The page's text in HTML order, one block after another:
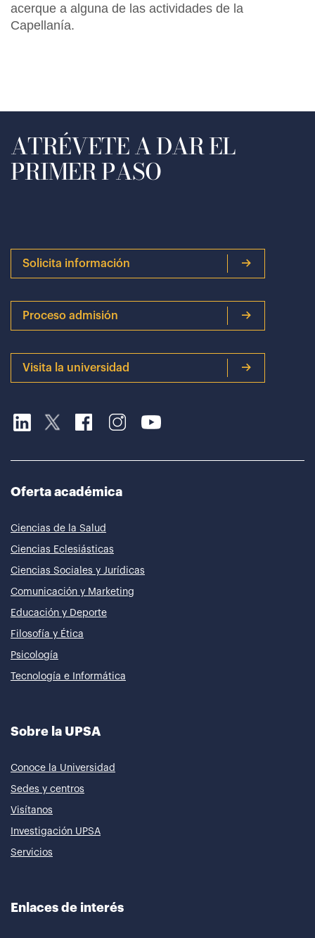
acerque a alguna de las actividades de la
Capellanía.
ATRÉVETE A DAR EL
PRIMER PASO
Solicita información
Proceso admisión
Visita la universidad
Oferta académica
Ciencias de la Salud
Ciencias Eclesiásticas
Ciencias Sociales y Jurídicas
Comunicación y Marketing
Educación y Deporte
Filosofía y Ética
Psicología
Tecnología e Informática
Sobre la UPSA
Conoce la Universidad
Sedes y centros
Visítanos
Investigación UPSA
Servicios
Enlaces de interés